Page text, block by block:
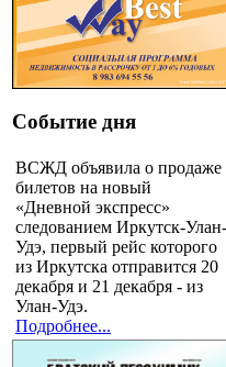
Событие дня
ВСЖД объявила о продаже
билетов на новый
«Дневной экспресс»
следованием Иркутск-Улан-
Удэ, первый рейс которого
из Иркутска отправится 20
декабря и 21 декабря - из
Улан-Удэ.
Подробнее...